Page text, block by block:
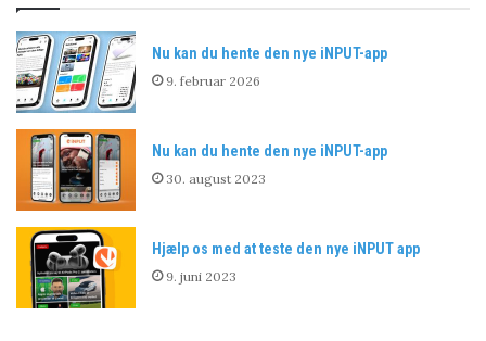
Nu kan du hente den nye iNPUT-app
9. februar 2026
Nu kan du hente den nye iNPUT-app
30. august 2023
Hjælp os med at teste den nye iNPUT app
9. juni 2023